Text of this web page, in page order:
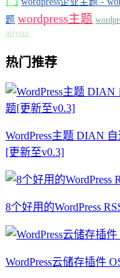
题 wordpress主题
aliyun
热门推荐
WordPress主题 DIAN
[更新至v0.3]
8个好用的WordPress
WordPress云储存插件